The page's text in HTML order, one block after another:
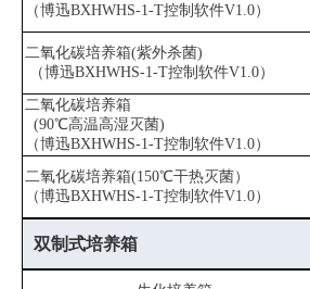
（博迅BXHWHS-1-T控制软件V1.0）
二氧化碳培养箱(紫外杀菌)
（博迅BXHWHS-1-T控制软件V1.0）
二氧化碳培养箱
(90℃高温高湿灭菌)
（博迅BXHWHS-1-T控制软件V1.0）
二氧化碳培养箱(150℃干热灭菌）
（博迅BXHWHS-1-T控制软件V1.0）
双制式培养箱